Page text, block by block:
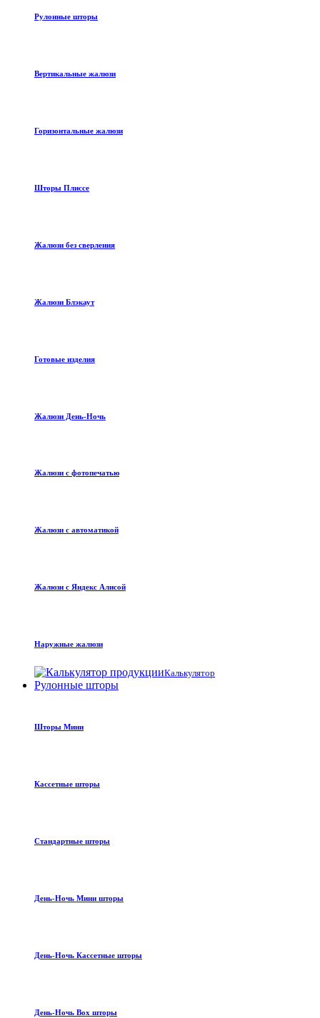
Рулонные шторы
Вертикальные жалюзи
Горизонтальные жалюзи
Шторы Плиссе
Жалюзи без сверления
Жалюзи Блэкаут
Готовые изделия
Жалюзи День-Ночь
Жалюзи с фотопечатью
Жалюзи с автоматикой
Жалюзи с Яндекс Алисой
Наружные жалюзи
Калькулятор
Рулонные шторы
Шторы Мини
Кассетные шторы
Стандартные шторы
День-Ночь Мини шторы
День-Ночь Кассетные шторы
День-Ночь Box шторы